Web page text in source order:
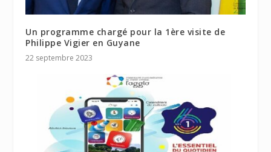
Un programme chargé pour la 1ère visite de
Philippe Vigier en Guyane
22 septembre 2023